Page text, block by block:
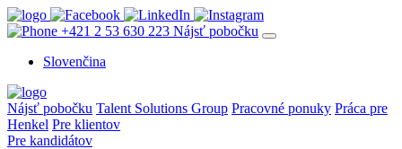
+421 2 53 630 223 Nájsť pobočku
Slovenčina
Nájsť pobočku Talent Solutions Group Pracovné ponuky Práca pre
Henkel Pre klientov
Pre kandidátov